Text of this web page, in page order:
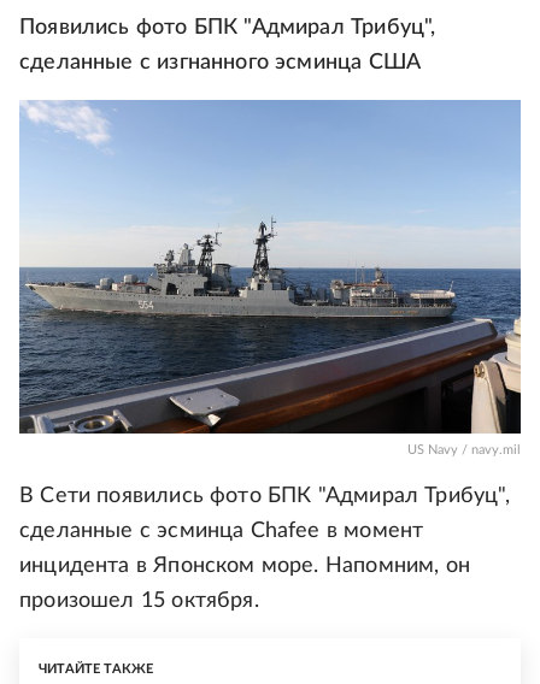
Появились фото БПК "Адмирал Трибуц",
сделанные с изгнанного эсминца США
US Navy / navy.mil
В Сети появились фото БПК "Адмирал Трибуц",
сделанные с эсминца Chafee в момент
инцидента в Японском море. Напомним, он
произошел 15 октября.
ЧИТАЙТЕ ТАКЖЕ